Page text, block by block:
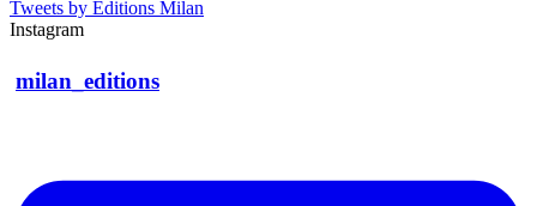
Tweets by Editions Milan
Instagram
milan_editions